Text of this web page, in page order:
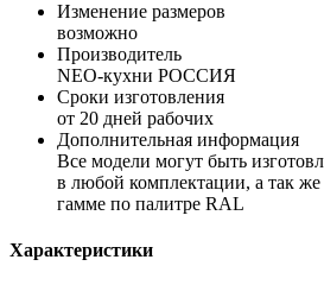
Изменение размеров
возможно
Производитель
NEO-кухни РОССИЯ
Сроки изготовления
от 20 дней рабочих
Дополнительная информация
Все модели могут быть
в любой комплектации, а так
гамме по палитре RAL
Характеристики